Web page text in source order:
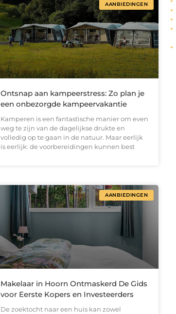
AANBIEDINGEN
Ontsnap aan kampeerstress: Zo plan je
een onbezorgde kampeervakantie
Kamperen is een fantastische manier om even
weg te zijn van de dagelijkse drukte en
volledig op te gaan in de natuur. Maar eerlijk
is eerlijk: de voorbereidingen kunnen best
AANBIEDINGEN
Makelaar in Hoorn Ontmaskerd De Gids
voor Eerste Kopers en Investeerders
De zoektocht naar een huis kan zowel